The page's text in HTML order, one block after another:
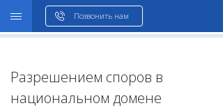
Позвонить нам
Разрешением споров в
национальном домене